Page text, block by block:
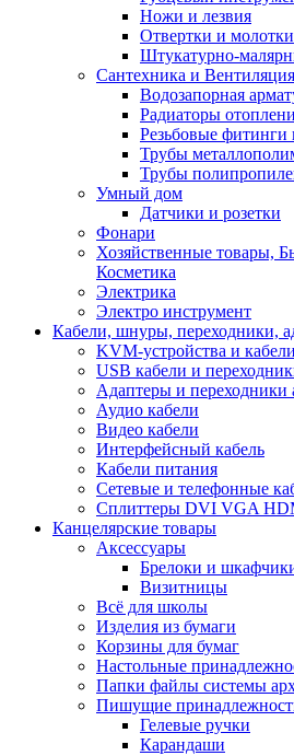
Ножи и лезвия
Отвертки и молотки
Штукатурно-
Сантехника и Вентиляция
Водозапорная
Радиаторы
Резьбовые фитинги
Трубы
Трубы
Умный дом
Датчики и розетки
Фонари
Хозяйственные товары,
Косметика
Электрика
Электро инструмент
Кабели, шнуры, переходники,
KVM-устройства и кабели
USB кабели и
Адаптеры и переходники
Аудио кабели
Видео кабели
Интерфейсный кабель
Кабели питания
Сетевые и телефонные
Сплиттеры DVI VGA
Канцелярские товары
Аксессуары
Брелоки и
Визитницы
Всё для школы
Изделия из бумаги
Корзины для бумаг
Настольные
Папки файлы системы
Пишущие
Гелевые ручки
Карандаши